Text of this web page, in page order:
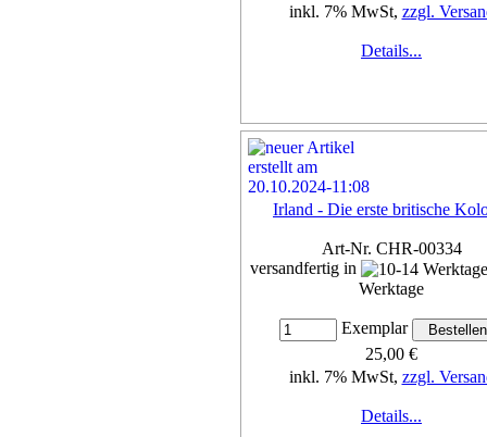
inkl. 7% MwSt, zzgl.
Details...
Irland - Die erste britische
Art-Nr. CHR-00334
versandfertig in
Werktage
Exemplar
25,00 €
inkl. 7% MwSt, zzgl.
Details...